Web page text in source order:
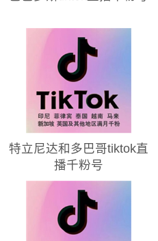
特立尼达和多巴哥tiktok直
播千粉号